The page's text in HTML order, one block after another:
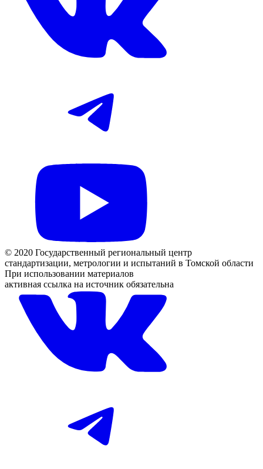
© 2020 Государственный региональный центр
стандартизации, метрологии и испытаний в Томской области
При использовании материалов
активная ссылка на источник обязательна